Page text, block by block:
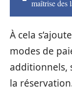
maîtrise des
À cela
modes de
additionnels,
la